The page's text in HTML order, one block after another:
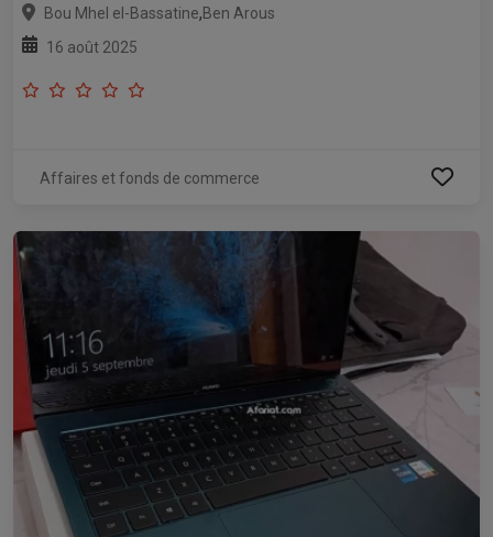
Bou Mhel el-Bassatine,Ben Arous
16 août 2025
Affaires et fonds de commerce